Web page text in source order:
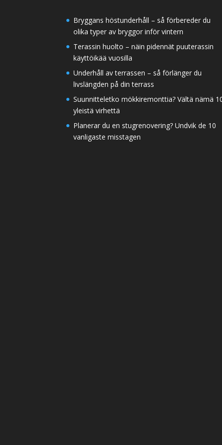
Bryggans höstunderhåll – så förbereder du
olika typer av bryggor inför vintern
Terassin huolto – näin pidennät puuterassin
käyttöikää vuosilla
Underhåll av terrassen – så förlänger du
livslängden på din terrass
Suunnitteletko mökkiremonttia? Vältä nämä
yleistä virhettä
Planerar du en stugrenovering? Undvik de 10
vanligaste misstagen